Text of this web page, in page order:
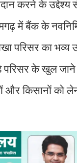
करने के उद्देश्य
में बैंक के
परिसर का भव्य
के खुल जाने
और किसानों को